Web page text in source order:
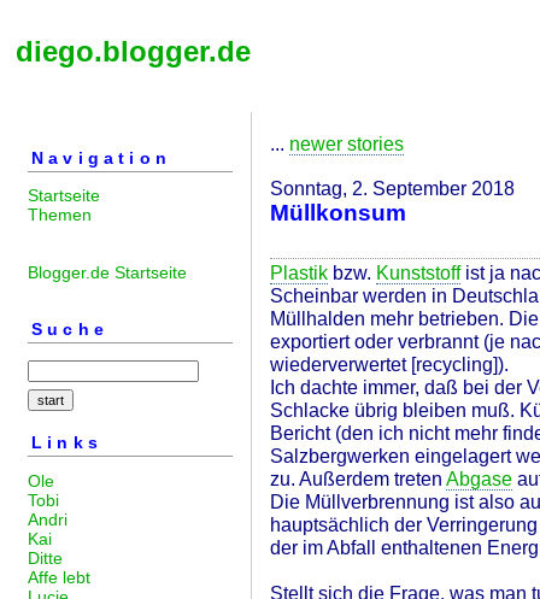
diego.blogger.de
Navigation
Startseite
Themen
Blogger.de Startseite
Suche
Links
Ole
Tobi
Andri
Kai
Ditte
Affe lebt
... newer stories
Sonntag, 2. September 2018
Müllkonsum
Plastik bzw. Kunststoffist ja
Scheinbar werden in
Müllhalden mehr betrieben.
exportiert oder verbrannt (je
wiederverwertet [recycling]).
Ich dachte immer, daß bei der
Schlacke übrig bleiben muß.
Bericht (den ich nicht mehr
Salzbergwerken eingelagert
zu. Außerdem treten Abgase
Die Müllverbrennung ist also
hauptsächlich der
der im Abfall enthaltenen
Stellt sich die Frage, was man